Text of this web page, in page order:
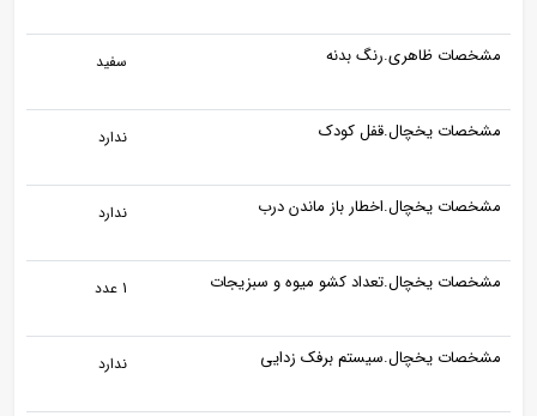
مشخصات ظاهری.رنگ بدنه سفید
مشخصات یخچال.قفل کودک ندارد
مشخصات یخچال.اخطار باز ماندن درب ندارد
مشخصات یخچال.تعداد کشو میوه و سبزیجات 1 عدد
مشخصات یخچال.سیستم برفک زدایی ندارد